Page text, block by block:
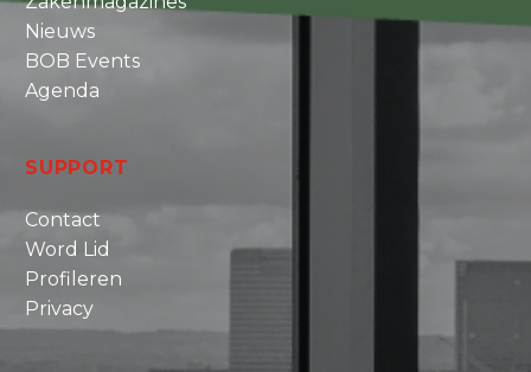
Nieuws
BOB Events
Agenda
SUPPORT
Contact
Word Lid
Profileren
Privacy